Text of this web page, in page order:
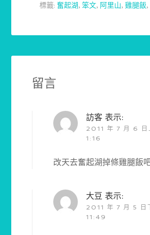
標籤:奮起湖,笨文, 阿里山,雞腿飯,
留言
訪客 表示:
2011 年 7 月 6 日
1:16
改天去奮起湖掉條雞腿飯
大豆 表示:
2011 年 7 月 5 日
11:49